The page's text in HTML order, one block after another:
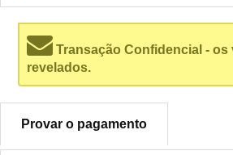
Transação Confidencial - os
revelados.
Provar o pagamento